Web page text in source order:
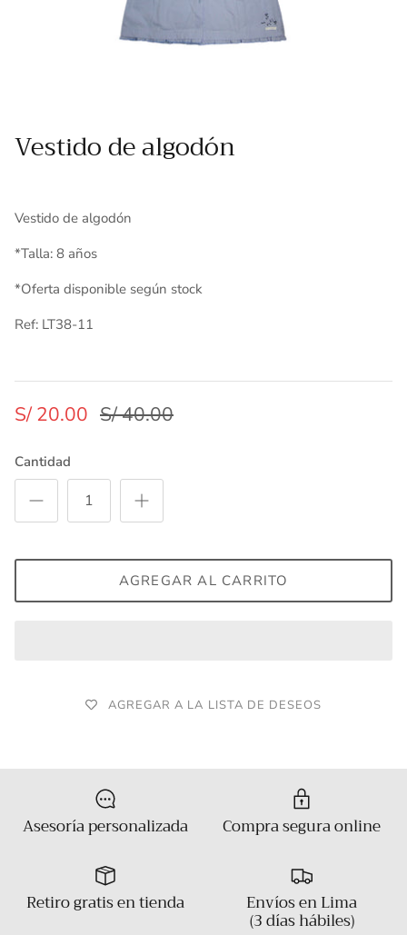
Essenza - Darwin Arcos
Vestido de algodón
Vestido de algodón
*Talla: 8 años
*Oferta disponible según stock
Ref: LT38-11
S/ 20.00 S/ 40.00
Cantidad
AGREGAR AL CARRITO
AGREGAR A LA LISTA DE DESEOS
Asesoría personalizada Compra segura online
Retiro gratis en tienda Envíos en Lima
(3 días hábiles)